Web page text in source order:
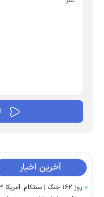
آخرین اخبار